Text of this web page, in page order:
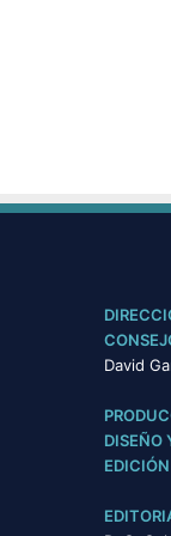
David
DISEÑO
EDICIÓN